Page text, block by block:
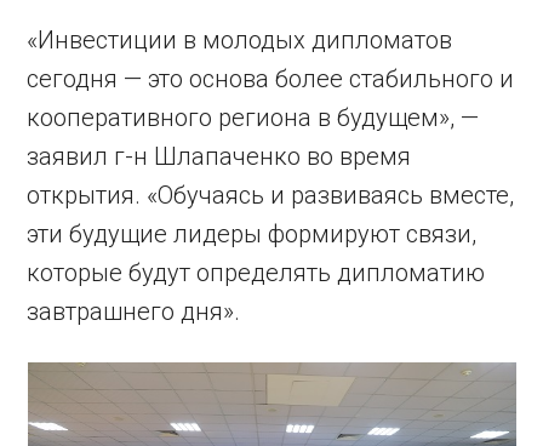
«Инвестиции в молодых дипломатов
сегодня — это основа более стабильного и
кооперативного региона в будущем», —
заявил г-н Шлапаченко во время
открытия. «Обучаясь и развиваясь вместе,
эти будущие лидеры формируют связи,
которые будут определять дипломатию
завтрашнего дня».